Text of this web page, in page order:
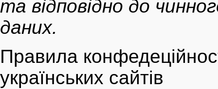
та відповідно до
даних.
Правила
українських сайтів